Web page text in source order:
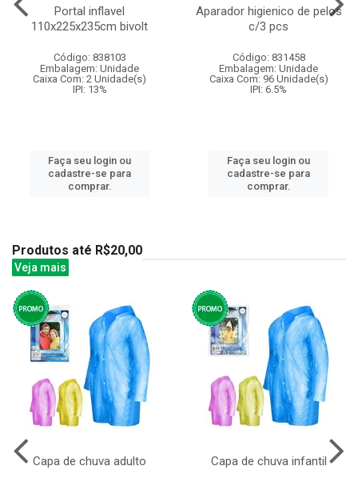
Portal inflavel
110x225x235cm bivolt
Código: 838103
Embalagem: Unidade
Caixa Com: 2 Unidade(s)
IPI: 13%
Faça seu login ou
cadastre-se para
comprar.
Aparador higienico de pelos
c/3 pcs
Código: 831458
Embalagem: Unidade
Caixa Com: 96 Unidade(s)
IPI: 6.5%
Faça seu login ou
cadastre-se para
comprar.
Produtos até R$20,00
Veja mais
Capa de chuva adulto Capa de chuva infantil